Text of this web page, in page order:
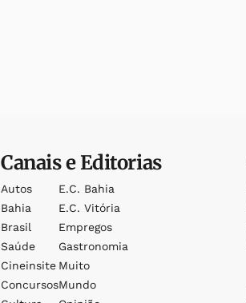
Canais e Editorias
Autos
Bahia
Brasil
Saúde
Cineinsite
Concursos
E.c. Bahia
E.c. Vitória
Empregos
Gastronomia
Muito
Mundo